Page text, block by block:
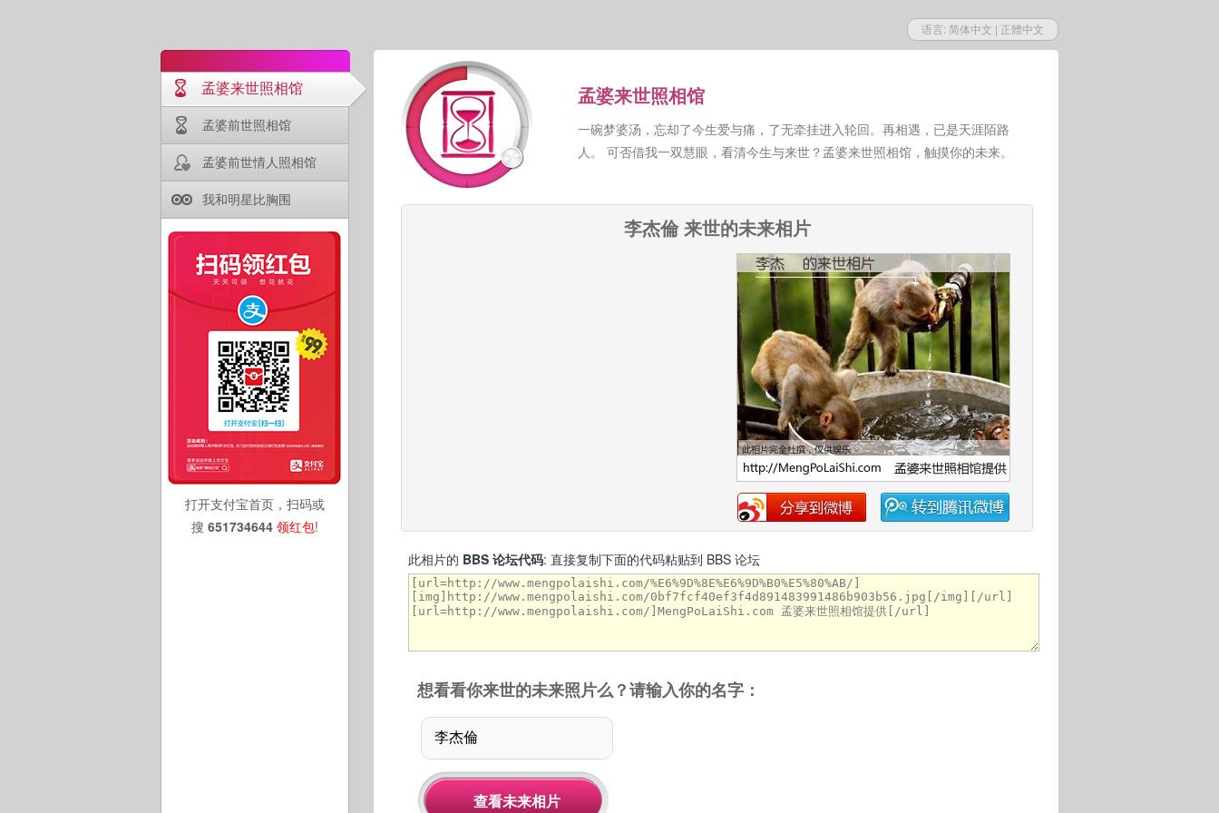
语言: 简体中文 | 正體中文
孟婆来世照相馆
孟婆前世照相馆
孟婆前世情人照相馆
我和明星比胸围
打开支付宝首页，扫码或
搜 651734644 领红包!
孟婆来世照相馆
一碗梦婆汤，忘却了今生爱与痛，了无牵挂进入轮回。再相遇，已是天涯陌路
人。 可否借我一双慧眼，看清今生与来世？孟婆来世照相馆，触摸你的未来。
李杰倫 来世的未来相片
此相片的 BBS 论坛代码: 直接复制下面的代码粘贴到 BBS 论坛
想看看你来世的未来照片么？请输入你的名字：